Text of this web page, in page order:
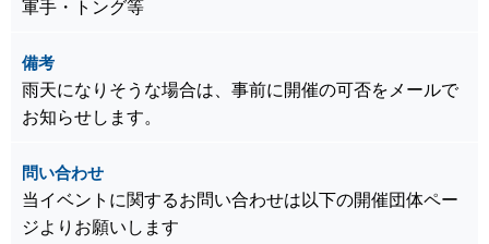
軍手・トング等
備考
雨天になりそうな場合は、事前に開催の可否をメールで
お知らせします。
問い合わせ
当イベントに関するお問い合わせは以下の開催団体ペー
ジよりお願いします